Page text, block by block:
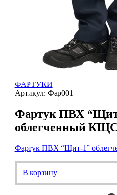
ФАРТУКИ
Артикул: Фар001
Фартук ПВХ
облегченный КЩС
Фартук ПВХ “Щит-1”
В корзину